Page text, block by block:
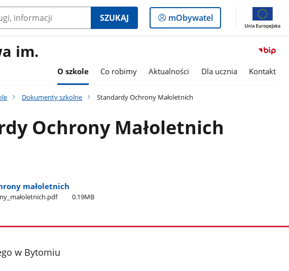
SZUKAJ
Logowanie
do
mObywatel
im.
O szkole Co robimy Aktualności Dla ucznia Kontakt
Dokumenty szkolne Standardy Ochrony Małoletnich
Ochrony Małoletnich
małoletnich
0.19MB
w Bytomiu